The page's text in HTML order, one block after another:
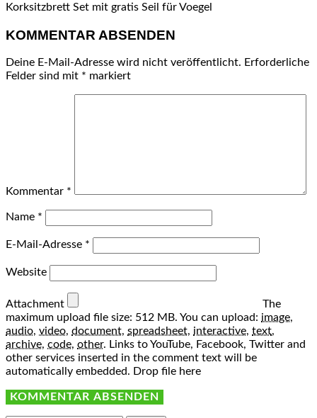
Korksitzbrett Set mit gratis Seil für Voegel
KOMMENTAR ABSENDEN
Deine E-Mail-Adresse wird nicht veröffentlicht. Erforderliche
Felder sind mit * markiert
Kommentar *
Name *
E-Mail-Adresse *
Website
Attachment
The
maximum upload file size: 512 MB. You can upload: image,
audio, video, document, spreadsheet, interactive, text,
archive, code, other. Links to YouTube, Facebook, Twitter and
other services inserted in the comment text will be
automatically embedded. Drop file here